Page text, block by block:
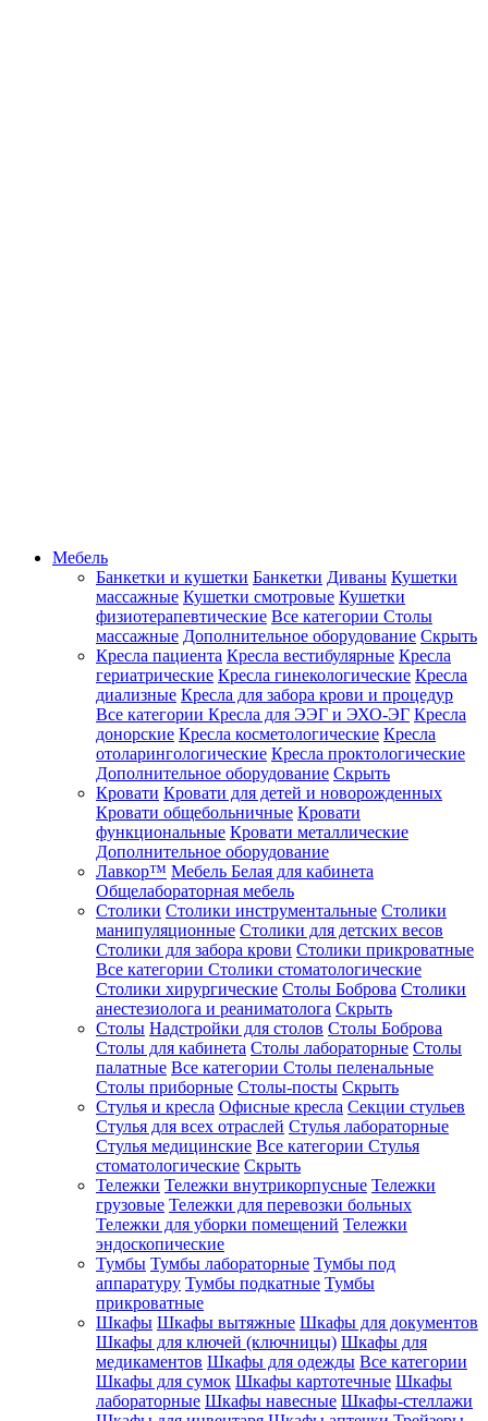
Мебель
Банкетки и кушетки Банкетки Диваны Кушетки
массажные Кушетки смотровые Кушетки
физиотерапевтические Все категории Столы
массажные Дополнительное оборудование Скрыть
Кресла пациента Кресла вестибулярные Кресла
гериатрические Кресла гинекологические Кресла
диализные Кресла для забора крови и процедур
Все категории Кресла для ЭЭГ и ЭХО-ЭГ Кресла
донорские Кресла косметологические Кресла
отоларингологические Кресла проктологические
Дополнительное оборудование Скрыть
Кровати Кровати для детей и новорожденных
Кровати общебольничные Кровати
функциональные Кровати металлические
Дополнительное оборудование
Лавкор™ Мебель Белая для кабинета
Общелабораторная мебель
Столики Столики инструментальные Столики
манипуляционные Столики для детских весов
Столики для забора крови Столики прикроватные
Все категории Столики стоматологические
Столики хирургические Столы Боброва Столики
анестезиолога и реаниматолога Скрыть
Столы Надстройки для столов Столы Боброва
Столы для кабинета Столы лабораторные Столы
палатные Все категории Столы пеленальные
Столы приборные Столы-посты Скрыть
Стулья и кресла Офисные кресла Секции стульев
Стулья для всех отраслей Стулья лабораторные
Стулья медицинские Все категории Стулья
стоматологические Скрыть
Тележки Тележки внутрикорпусные Тележки
грузовые Тележки для перевозки больных
Тележки для уборки помещений Тележки
эндоскопические
Тумбы Тумбы лабораторные Тумбы под
аппаратуру Тумбы подкатные Тумбы
прикроватные
Шкафы Шкафы вытяжные Шкафы для документов
Шкафы для ключей (ключницы) Шкафы для
медикаментов Шкафы для одежды Все категории
Шкафы для сумок Шкафы картотечные Шкафы
лабораторные Шкафы навесные Шкафы-стеллажи